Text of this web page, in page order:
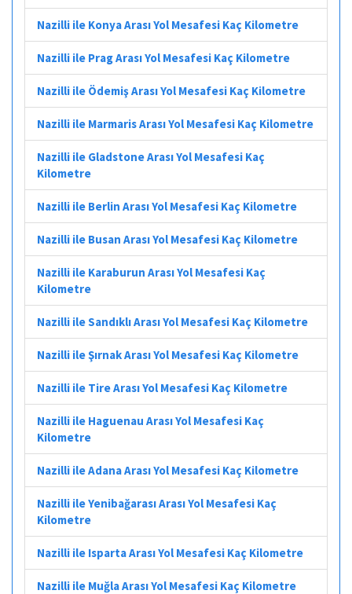
Nazilli ile Konya Arası Yol Mesafesi Kaç Kilometre
Nazilli ile Prag Arası Yol Mesafesi Kaç Kilometre
Nazilli ile Ödemiş Arası Yol Mesafesi Kaç Kilometre
Nazilli ile Marmaris Arası Yol Mesafesi Kaç Kilometre
Nazilli ile Gladstone Arası Yol Mesafesi Kaç
Kilometre
Nazilli ile Berlin Arası Yol Mesafesi Kaç Kilometre
Nazilli ile Busan Arası Yol Mesafesi Kaç Kilometre
Nazilli ile Karaburun Arası Yol Mesafesi Kaç
Kilometre
Nazilli ile Sandıklı Arası Yol Mesafesi Kaç Kilometre
Nazilli ile Şırnak Arası Yol Mesafesi Kaç Kilometre
Nazilli ile Tire Arası Yol Mesafesi Kaç Kilometre
Nazilli ile Haguenau Arası Yol Mesafesi Kaç
Kilometre
Nazilli ile Adana Arası Yol Mesafesi Kaç Kilometre
Nazilli ile Yenibağarası Arası Yol Mesafesi Kaç
Kilometre
Nazilli ile Isparta Arası Yol Mesafesi Kaç Kilometre
Nazilli ile Muğla Arası Yol Mesafesi Kaç Kilometre